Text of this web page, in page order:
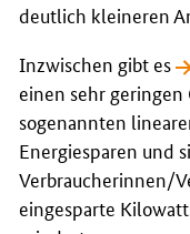
deutlich kleineren
Inzwischen gibt es
einen sehr
sogenannten
Energiesparen und
Verbraucherinnen/
eingesparte